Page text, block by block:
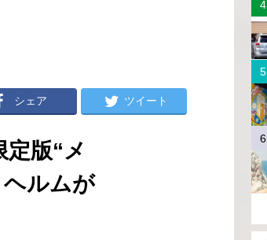
シェア ツイート
版“メ
ルムが